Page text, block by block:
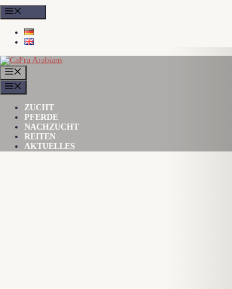
Zum
Inhalt
springen
ZUCHT
PFERDE
NACHZUCHT
REITEN
AKTUELLES